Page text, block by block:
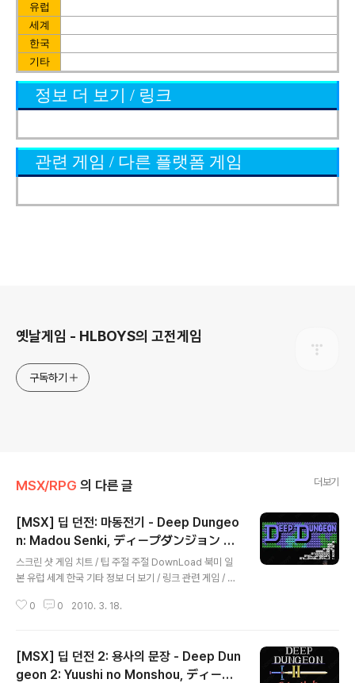
유럽
세계
한국
기타
정보 더 보기 / 링크
관련 게임 / 다른 플랫폼 게임
옛날게임 - HLBOYS의 고전게임
구독하기
MSX/RPG 의 다른 글 더보기
[MSX] 딥 던전: 마동전기 - Deep Dungeo
n: Madou Senki, ディープダンジョン 魔
洞戦記
스크린 샷 게임 치트 / 팁 주절 주절 DownLoad 북미 일
본 유럽 세계 한국 기타 정보 더 보기 / 링크 관련 게임 / 다
Dungeon 2 [패미컴/RPG] - [NES] 딥 던전4 - 흑의 요
ngeon 3 - Yuushi heno Tabi
0 0 2010. 3. 18.
[MSX] 딥 던전 2: 용사의 문장 - Deep Dun
geon 2: Yuushi no Monshou, ディープ